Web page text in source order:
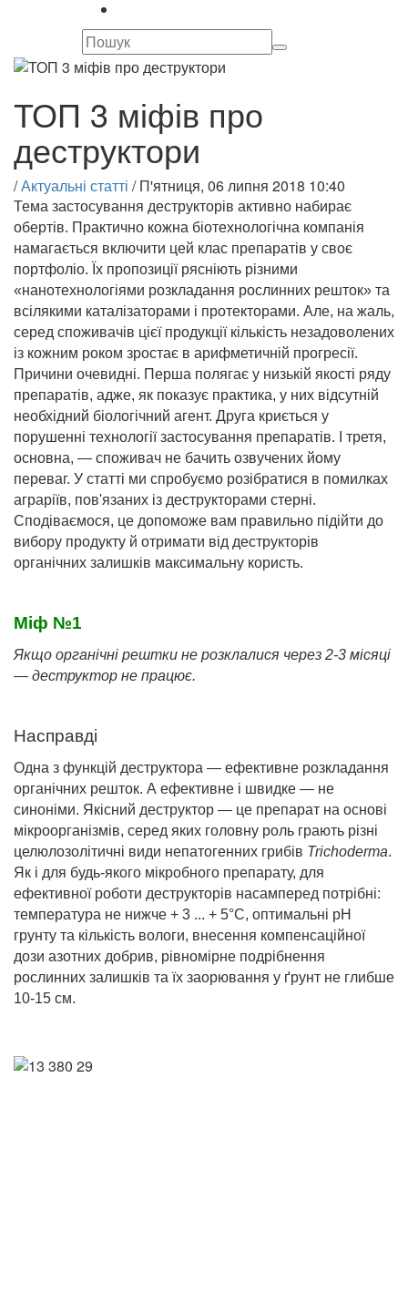
ТОП 3 міфів про
деструктори
/Актуальні статті /П'ятниця, 06 липня 2018 10:40
Тема застосування деструкторів активно набирає
обертів. Практично кожна біотехнологічна компанія
намагається включити цей клас препаратів у своє
портфоліо. Їх пропозиції рясніють різними
«нанотехнологіями розкладання рослинних решток» та
всілякими каталізаторами і протекторами. Але, на жаль,
серед споживачів цієї продукції кількість незадоволених
із кожним роком зростає в арифметичній прогресії.
Причини очевидні. Перша полягає у низькій якості ряду
препаратів, адже, як показує практика, у них відсутній
необхідний біологічний агент. Друга криється у
порушенні технології застосування препаратів. І третя,
основна, — споживач не бачить озвучених йому
переваг. У статті ми спробуємо розібратися в помилках
аграріїв, пов'язаних із деструкторами стерні.
Сподіваємося, це допоможе вам правильно підійти до
вибору продукту й отримати від деструкторів
органічних залишків максимальну користь.
Міф №1
Якщо органічні рештки не розклалися через 2-3 місяці
— деструктор не працює.
Насправді
Одна з функцій деструктора — ефективне розкладання
органічних решток. А ефективне і швидке — не
синоніми. Якісний деструктор — це препарат на основі
мікроорганізмів, серед яких головну роль грають різні
целюлозолітичні види непатогенних грибів Trichoderma.
Як і для будь-якого мікробного препарату, для
ефективної роботи деструкторів насамперед потрібні:
температура не нижче + 3 ... + 5°С, оптимальні рН
грунту та кількість вологи, внесення компенсаційної
дози азотних добрив, рівномірне подрібнення
рослинних залишків та їх заорювання у ґрунт не глибше
10-15 см.